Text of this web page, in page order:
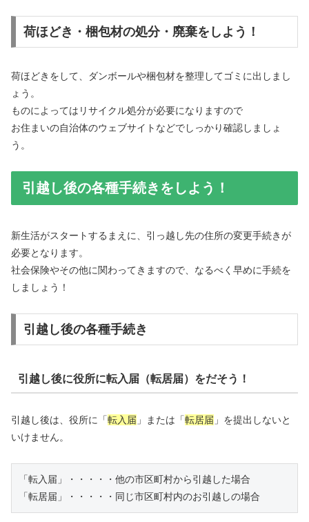
荷ほどき・梱包材の処分・廃棄をしよう！
荷ほどきをして、ダンボールや梱包材を整理してゴミに出しまし
ょう。
ものによってはリサイクル処分が必要になりますので
お住まいの自治体のウェブサイトなどでしっかり確認しましょ
う。
引越し後の各種手続きをしよう！
新生活がスタートするまえに、引っ越し先の住所の変更手続きが
必要となります。
社会保険やその他に関わってきますので、なるべく早めに手続を
しましょう！
引越し後の各種手続き
引越し後に役所に転入届（転居届）をだそう！
引越し後は、役所に「転入届 」または「転居届 」を提出しないと
いけません。
「転入届」・・・・・他の市区町村から引越した場合
「転居届」
・・・・・同じ市区町村内のお引越しの場合